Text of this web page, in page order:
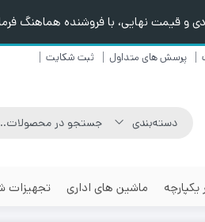
قیمت نهایی، با فروشنده هماهنگ
پرسش های متداول
ثبت شکایت
یکپارچه ماشین های اداری تجهیزات